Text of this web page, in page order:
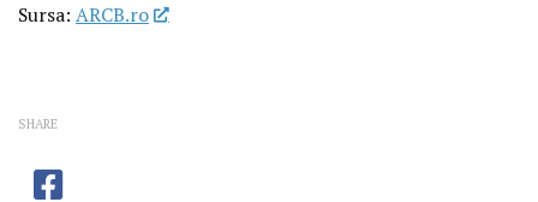
Sursa: ARCB.ro
SHARE